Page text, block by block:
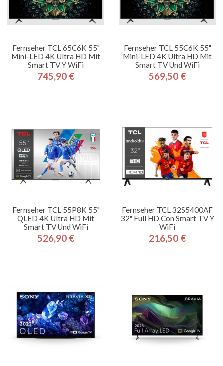
Fernseher TCL 65C6K 55"
Mini-LED 4K Ultra HD Mit
Smart TV Y WiFi
Preis
745,90 €
Fernseher TCL 55C6K 55"
Mini-LED 4K Ultra HD Mit
Smart TV Und WiFi
Preis
569,50 €
Fernseher TCL 55P8K 55"
QLED 4K Ultra HD Mit
Smart TV Und WiFi
Preis
526,90 €
Fernseher TCL 32S5400AF
32" Full HD Con Smart TV Y
WiFi
Preis
216,50 €